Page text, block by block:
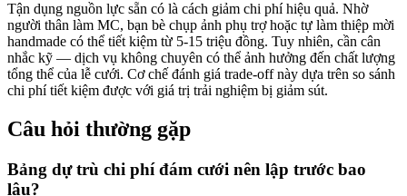
Tận dụng nguồn lực sẵn có là cách giảm chi phí hiệu quả. Nhờ
người thân làm MC, bạn bè chụp ảnh phụ trợ hoặc tự làm thiệp mời
handmade có thể tiết kiệm từ 5-15 triệu đồng. Tuy nhiên, cần cân
nhắc kỹ — dịch vụ không chuyên có thể ảnh hưởng đến chất lượng
tổng thể của lễ cưới. Cơ chế đánh giá trade-off này dựa trên so sánh
chi phí tiết kiệm được với giá trị trải nghiệm bị giảm sút.
Câu hỏi thường gặp
Bảng dự trù chi phí đám cưới nên lập trước bao
lâu?